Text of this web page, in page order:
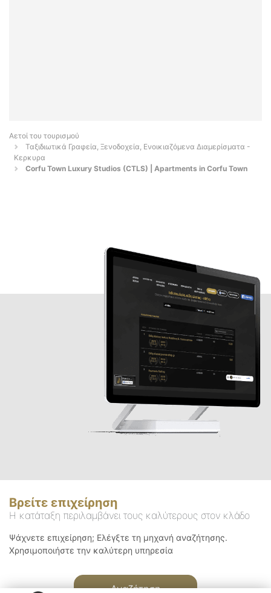
Αετοί του τουρισμού
Ταξιδιωτικά Γραφεία, Ξενοδοχεία, Ενοικιαζόμενα Διαμερίσματα -
Κερκυρα
Corfu Town Luxury Studios (CTLS) | Apartments in Corfu Town
Βρείτε επιχείρηση
Η κατάταξη περιλαμβάνει τους καλύτερους στον κλάδο
Ψάχνετε επιχείρηση; Ελέγξτε τη μηχανή αναζήτησης.
Χρησιμοποιήστε την καλύτερη υπηρεσία
Αναζήτηση